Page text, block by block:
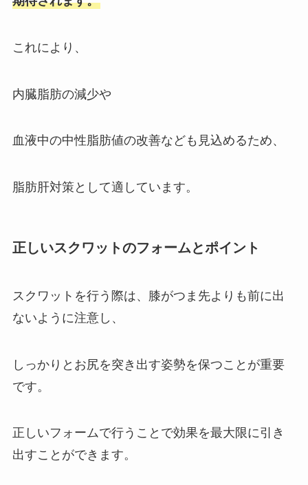
これにより、
内臓脂肪の減少や
血液中の中性脂肪値の改善なども見込めるため、
脂肪肝対策として適しています。
正しいスクワットのフォームとポイント
スクワットを行う際は、膝がつま先よりも前に出
ないように注意し、
しっかりとお尻を突き出す姿勢を保つことが重要
です。
正しいフォームで行うことで効果を最大限に引き
出すことができます。